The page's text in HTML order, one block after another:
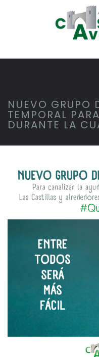
NUEVO GRUPO
TEMPORAL
DURANTE LA